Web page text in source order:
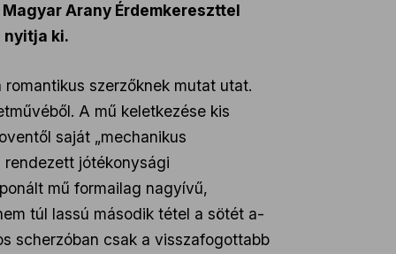
Arany Érdemkereszttel
nyitja ki.
szerzőknek mutat utat.
A mű keletkezése kis
saját „mechanikus
rendezett jótékonysági
mű formailag nagyívű,
túl lassú második tétel a sötét a-
scherzóban csak a visszafogottabb